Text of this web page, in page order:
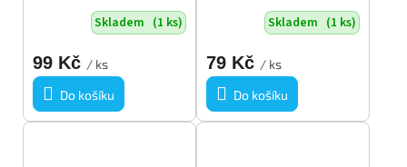
Skladem (1 ks)
99 Kč / ks
Do košíku
Skladem (1 ks)
79 Kč / ks
Do košíku